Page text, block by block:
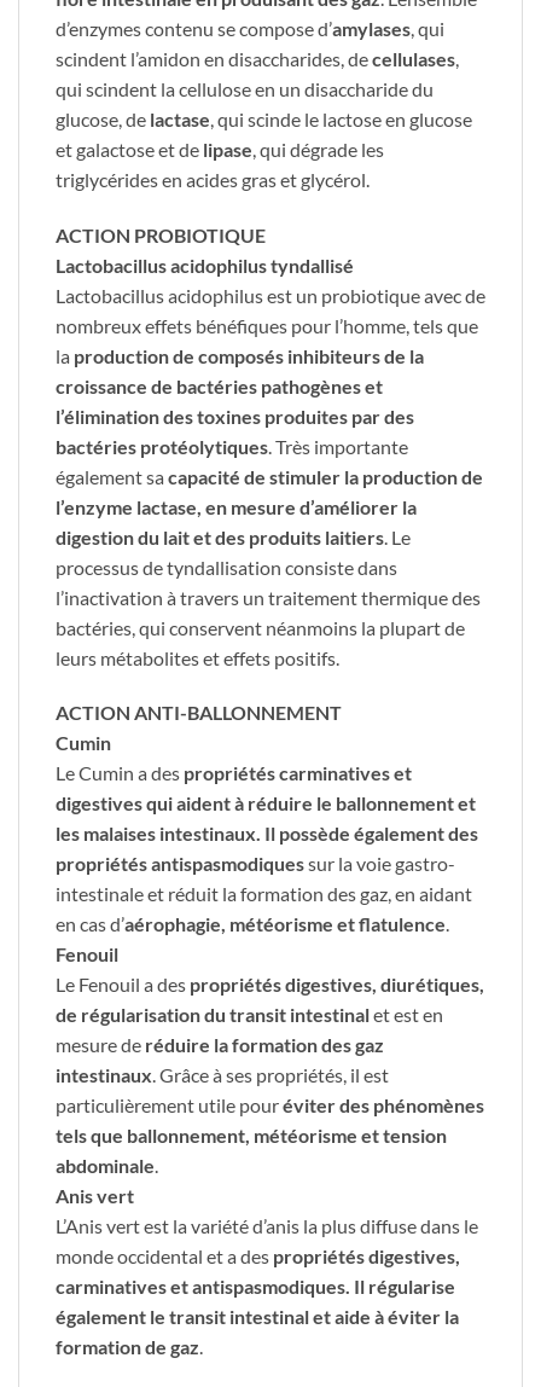
d’enzymes contenu se compose d’amylases , qui
scindent l’amidon en disaccharides, decellulases
qui scindent la cellulose en un disaccharide du
glucose, de lactase , qui scinde le lactose en glucose
et galactose et de lipase , qui dégrade les
triglycérides en acides gras et glycérol.
ACTION PROBIOTIQUE
Lactobacillus acidophilus tyndallisé
Lactobacillus acidophilus est un probiotique avec de
nombreux effets bénéfiques pour l’homme, tels que
la production de composés inhibiteurs de la
croissance de bactéries pathogènes et
l’élimination des toxines produites par des
bactéries protéolytiques . Très importante
également sa capacité de stimuler la production de
l’enzyme lactase, en mesure d’améliorer la
digestion du lait et des produits laitiers . Le
processus de tyndallisation consiste dans
l’inactivation à travers un traitement thermique des
bactéries, qui conservent néanmoins la plupart de
leurs métabolites et effets positifs.
ACTION ANTI-BALLONNEMENT
Cumin
Le Cumin a des propriétés carminatives et
digestives qui aident à réduire le ballonnement et
les malaises intestinaux. Il possède également des
propriétés antispasmodiquessur la voie gastro-
intestinale et réduit la formation des gaz, en aidant
en cas d’aérophagie, météorisme et flatulence.
Fenouil
Le Fenouil a des propriétés digestives, diurétiques,
de régularisation du transit intestinalet est en
mesure de réduire la formation des gaz
intestinaux. Grâce à ses propriétés, il est
particulièrement utile pouréviter des phénomènes
tels que ballonnement, météorisme et tension
abdominale.
Anis vert
L’Anis vert est la variété d’anis la plus diffuse dans le
monde occidental et a des propriétés digestives,
carminatives et antispasmodiques. Il régularise
également le transit intestinal et aide à éviter la
formation de gaz.